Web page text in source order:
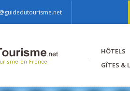
HÔTELS
GÎTES &